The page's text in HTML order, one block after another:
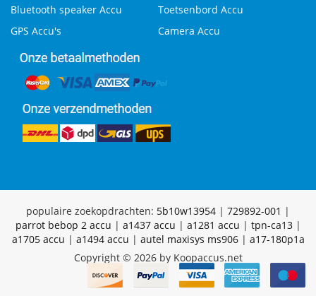
Bluetooth speaker Accu
Toetsenbord Accu
GPS Accu's
Camera Accu
populaire zoekopdrachten: 5b10w13954 | 729892-001 |
parrot bebop 2 accu | a1437 accu | a1281 accu | tpn-ca13|
a1705 accu | a1494 accu | autel maxisys ms906| a17-180p1a
Copyright © 2026 by Koopaccus.net